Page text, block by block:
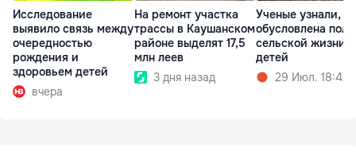
Исследование
выявило связь между
очередностью
рождения и
здоровьем детей
вчера
На ремонт участка
трассы в Каушанском
районе выделят 17,5
млн леев
3 дня назад
Ученые узнали,
обусловлена
сельской жизни
детей
29 Июл. 18:42